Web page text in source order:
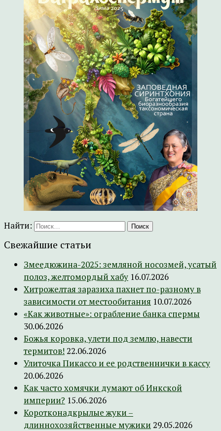
Найти:
Свежайшие статьи
Змеедюжина-2025: земляной носозмей, усатый
полоз, желтомордый хабу 16.07.2026
Хитрожелтая заразиха пахнет по-разному в
зависимости от местообитания 10.07.2026
«Как животные»: ограбление банка спермы
30.06.2026
Божья коровка, улети под землю, навести
термитов! 22.06.2026
Улиточка Пикассо и ее родственнички в кассу
20.06.2026
Как часто хомячки думают об Инкской
империи? 15.06.2026
Коротконадкрылые жуки –
длиннохозяйственные мужики 29.05.2026